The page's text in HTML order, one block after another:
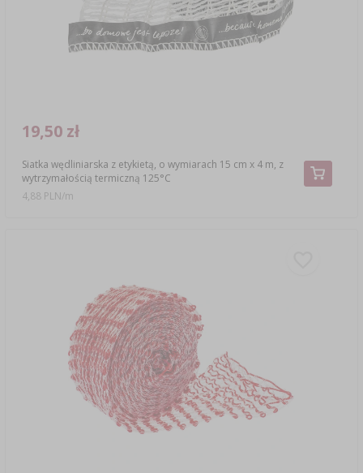
Siatka wędliniarska z etykietą, o wymiarach 15 cm x 4 m, z
wytrzymałością termiczną 125°C
19,50 zł
4,88 PLN/m